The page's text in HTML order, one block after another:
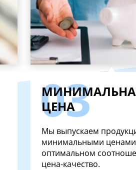
ЦЕНА
Мы выпускаем
минимальными
оптимальном
цена-качество.